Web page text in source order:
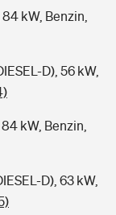
kW, Benzin,
D), 56 kW,
kW, Benzin,
D), 63 kW,